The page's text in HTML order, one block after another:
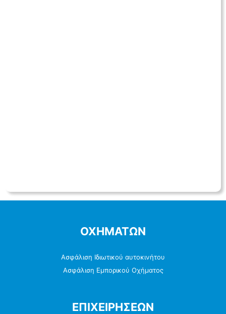
ΟΧΗΜΑΤΩΝ
Ασφάλιση Ιδιωτικού αυτοκινήτου
Ασφάλιση Εμπορικού Οχήματος
ΕΠΙΧΕΙΡΗΣΕΩΝ